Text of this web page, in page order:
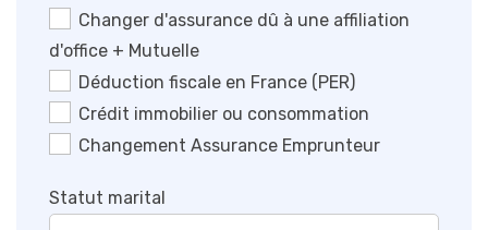
Changer d'assurance dû à une affiliation
d'office + Mutuelle
Déduction fiscale en France (PER)
Crédit immobilier ou consommation
Changement Assurance Emprunteur
Statut marital